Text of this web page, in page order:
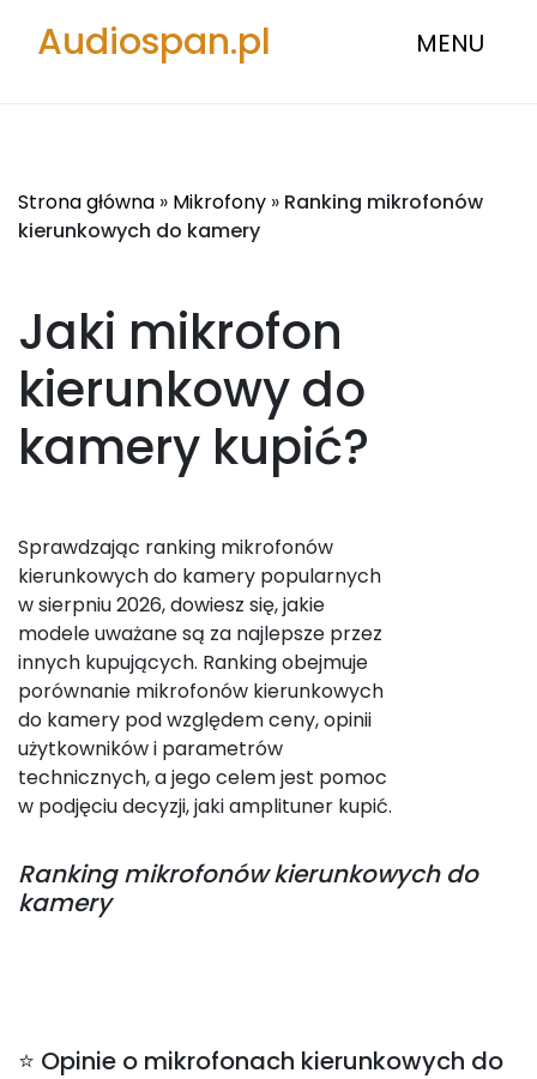
Audiospan.pl MENU
Strona główna » Mikrofony » Ranking mikrofonów
kierunkowych do kamery
Jaki mikrofon
kierunkowy do
kamery kupić?
Sprawdzając ranking mikrofonów
kierunkowych do kamery popularnych
w sierpniu 2026, dowiesz się, jakie
modele uważane są za najlepsze przez
innych kupujących. Ranking obejmuje
porównanie mikrofonów kierunkowych
do kamery pod względem ceny, opinii
użytkowników i parametrów
technicznych, a jego celem jest pomoc
w podjęciu decyzji, jaki amplituner kupić.
Rankingmikrofonów kierunkowych do
kamery
⭐ Opinie o mikrofonach kierunkowych do